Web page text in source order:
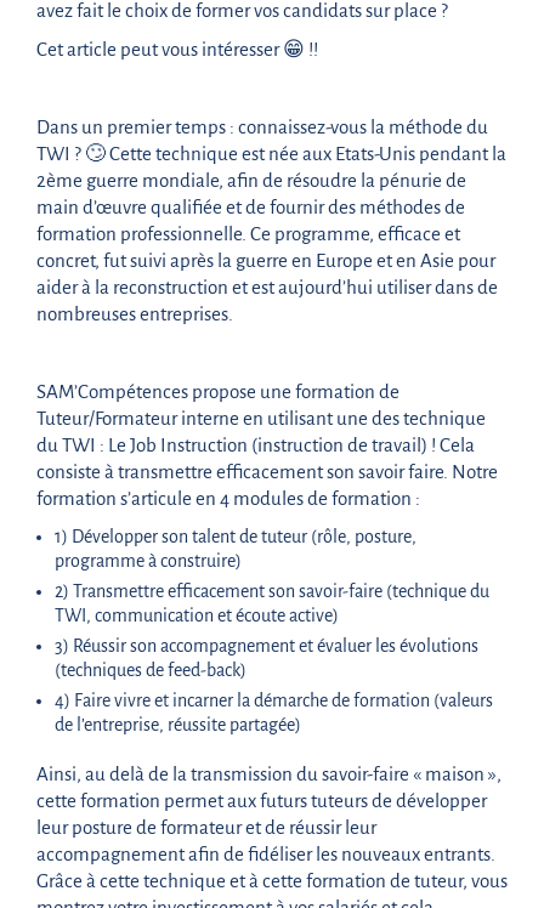
avez fait le choix de former vos candidats sur place ?
Cet article peut vous intéresser 😁 !!
Dans un premier temps : connaissez-vous la méthode du
TWI ? 🙄 Cette technique est née aux Etats-Unis pendant la
2ème guerre mondiale, afin de résoudre la pénurie de
main d’œuvre qualifiée et de fournir des méthodes de
formation professionnelle. Ce programme, efficace et
concret, fut suivi après la guerre en Europe et en Asie pour
aider à la reconstruction et est aujourd’hui utiliser dans de
nombreuses entreprises.
SAM’Compétences propose une formation de
Tuteur/Formateur interne en utilisant une des technique
du TWI : Le Job Instruction (instruction de travail) ! Cela
consiste à transmettre efficacement son savoir faire. Notre
formation s’articule en 4 modules de formation :
1) Développer son talent de tuteur (rôle, posture,
programme à construire)
2) Transmettre efficacement son savoir-faire (technique du
TWI, communication et écoute active)
3) Réussir son accompagnement et évaluer les évolutions
(techniques de feed-back)
4) Faire vivre et incarner la démarche de formation (valeurs
de l’entreprise, réussite partagée)
Ainsi, au delà de la transmission du savoir-faire « maison »,
cette formation permet aux futurs tuteurs de développer
leur posture de formateur et de réussir leur
accompagnement afin de fidéliser les nouveaux entrants.
Grâce à cette technique et à cette formation de tuteur, vous